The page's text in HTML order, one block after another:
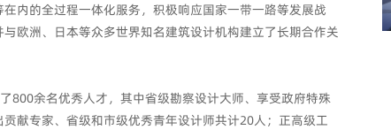
内的全过程一体化服务，积极响应国家一带一路等发展战
欧洲、日本等众多世界知名建筑设计机构建立了长期合作关
800余名优秀人才，其中省级勘察设计大师、享受政府特殊
献专家、省级和市级优秀青年设计师共计20人；正高级工